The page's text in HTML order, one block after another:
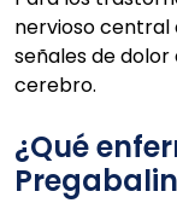
nervioso central
señales de
cerebro.
¿Qué